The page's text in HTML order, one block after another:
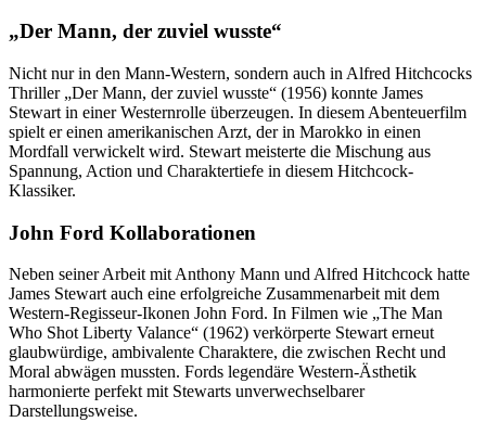
„Der Mann, der zuviel wusste“
Nicht nur in den Mann-Western, sondern auch in Alfred Hitchcocks
Thriller „Der Mann, der zuviel wusste“ (1956) konnte James
Stewart in einer Westernrolle überzeugen. In diesem Abenteuerfilm
spielt er einen amerikanischen Arzt, der in Marokko in einen
Mordfall verwickelt wird. Stewart meisterte die Mischung aus
Spannung, Action und Charaktertiefe in diesem Hitchcock-
Klassiker.
John Ford Kollaborationen
Neben seiner Arbeit mit Anthony Mann und Alfred Hitchcock hatte
James Stewart auch eine erfolgreiche Zusammenarbeit mit dem
Western-Regisseur-Ikonen John Ford. In Filmen wie „The Man
Who Shot Liberty Valance“ (1962) verkörperte Stewart erneut
glaubwürdige, ambivalente Charaktere, die zwischen Recht und
Moral abwägen mussten. Fords legendäre Western-Ästhetik
harmonierte perfekt mit Stewarts unverwechselbarer
Darstellungsweise.